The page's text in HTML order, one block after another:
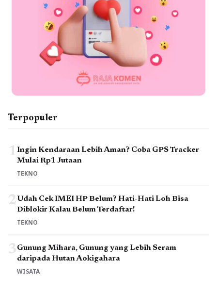
Terpopuler
1Ingin Kendaraan Lebih Aman? Coba GPS Tracker
Mulai Rp1 Jutaan
TEKNO
2Udah Cek IMEI HP Belum? Hati-Hati Loh Bisa
Diblokir Kalau Belum Terdaftar!
TEKNO
3Gunung Mihara, Gunung yang Lebih Seram
daripada Hutan Aokigahara
WISATA